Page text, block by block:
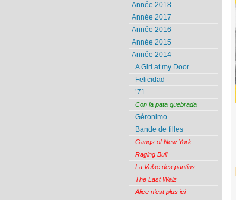
Année 2018
Année 2017
Année 2016
Année 2015
Année 2014
A Girl at my Door
Felicidad
’71
Con la pata quebrada
Géronimo
Bande de filles
Gangs of New York
Raging Bull
La Valse des pantins
The Last Walz
Alice n’est plus ici